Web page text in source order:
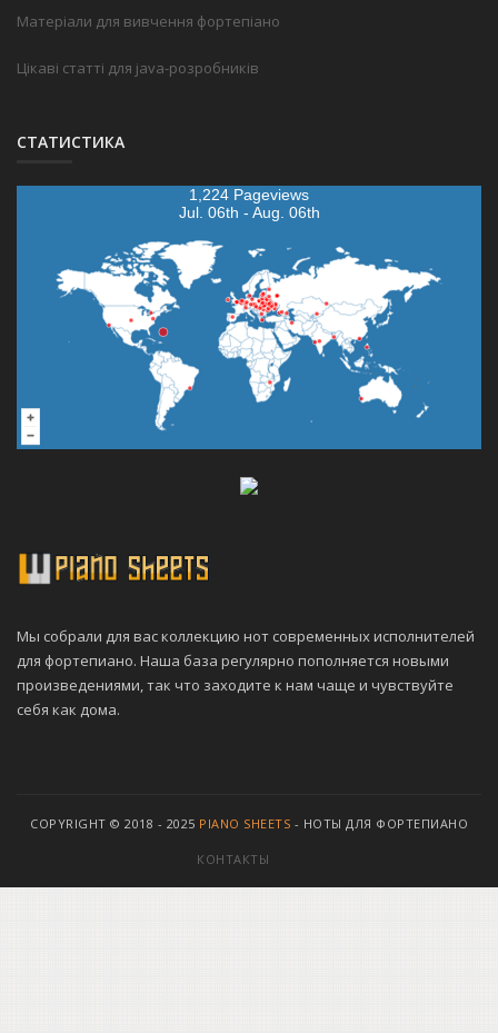
Матеріали для вивчення фортепіано
Цікаві статті для java-розробників
СТАТИСТИКА
1,224 Pageviews
Jul. 06th - Aug. 06th
Мы собрали для вас коллекцию нот современных исполнителей
для фортепиано. Наша база регулярно пополняется новыми
произведениями, так что заходите к нам чаще и чувствуйте
себя как дома.
COPYRIGHT © 2018 - 2025 PIANO SHEETS - НОТЫ ДЛЯ ФОРТЕПИАНО
КОНТАКТЫ